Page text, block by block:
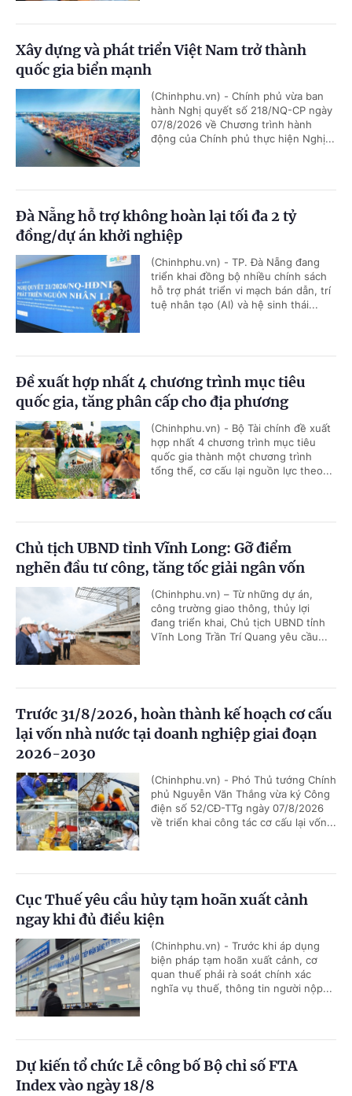
Xây dựng và phát triển Việt Nam trở thành
quốc gia biển mạnh
(Chinhphu.vn) - Chính phủ vừa ban
hành Nghị quyết số 218/NQ-CP ngày
07/8/2026 về Chương trình hành
động của Chính phủ thực hiện Nghị...
Đà Nẵng hỗ trợ không hoàn lại tối đa 2 tỷ
đồng/dự án khởi nghiệp
(Chinhphu.vn) - TP. Đà Nẵng đang
triển khai đồng bộ nhiều chính sách
hỗ trợ phát triển vi mạch bán dẫn, trí
tuệ nhân tạo (AI) và hệ sinh thái...
Đề xuất hợp nhất 4 chương trình mục tiêu
quốc gia, tăng phân cấp cho địa phương
(Chinhphu.vn) - Bộ Tài chính đề xuất
hợp nhất 4 chương trình mục tiêu
quốc gia thành một chương trình
tổng thể, cơ cấu lại nguồn lực theo...
Chủ tịch UBND tỉnh Vĩnh Long: Gỡ điểm
nghẽn đầu tư công, tăng tốc giải ngân vốn
(Chinhphu.vn) – Từ những dự án,
công trường giao thông, thủy lợi
đang triển khai, Chủ tịch UBND tỉnh
Vĩnh Long Trần Trí Quang yêu cầu...
Trước 31/8/2026, hoàn thành kế hoạch cơ cấu
lại vốn nhà nước tại doanh nghiệp giai đoạn
2026-2030
(Chinhphu.vn) - Phó Thủ tướng Chính
phủ Nguyễn Văn Thắng vừa ký Công
điện số 52/CĐ-TTg ngày 07/8/2026
về triển khai công tác cơ cấu lại vốn...
Cục Thuế yêu cầu hủy tạm hoãn xuất cảnh
ngay khi đủ điều kiện
(Chinhphu.vn) - Trước khi áp dụng
biện pháp tạm hoãn xuất cảnh, cơ
quan thuế phải rà soát chính xác
nghĩa vụ thuế, thông tin người nộp...
Dự kiến tổ chức Lễ công bố Bộ chỉ số FTA
Index vào ngày 18/8